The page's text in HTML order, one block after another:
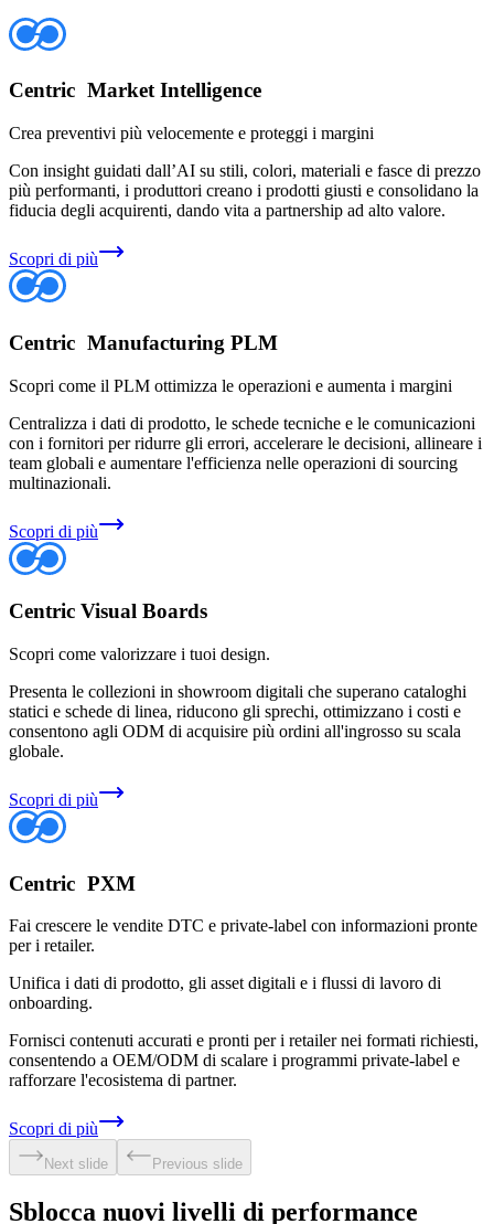
Centric Market Intelligence
Crea preventivi più velocemente e proteggi i margini
Con insight guidati dall’AI su stili, colori, materiali e fasce di prezzo
più performanti, i produttori creano i prodotti giusti e consolidano la
fiducia degli acquirenti, dando vita a partnership ad alto valore.
Scopri di più
Centric Manufacturing PLM
Scopri come il PLM ottimizza le operazioni e aumenta i margini
Centralizza i dati di prodotto, le schede tecniche e le comunicazioni
con i fornitori per ridurre gli errori, accelerare le decisioni, allineare i
team globali e aumentare l'efficienza nelle operazioni di sourcing
multinazionali.
Scopri di più
Centric Visual Boards
Scopri come valorizzare i tuoi design.
Presenta le collezioni in showroom digitali che superano cataloghi
statici e schede di linea, riducono gli sprechi, ottimizzano i costi e
consentono agli ODM di acquisire più ordini all'ingrosso su scala
globale.
Scopri di più
Centric PXM
Fai crescere le vendite DTC e private-label con informazioni pronte
per i retailer.
Unifica i dati di prodotto, gli asset digitali e i flussi di lavoro di
onboarding.
Fornisci contenuti accurati e pronti per i retailer nei formati richiesti,
consentendo a OEM/ODM di scalare i programmi private-label e
rafforzare l'ecosistema di partner.
Scopri di più
Next slide Previous slide
Sblocca nuovi livelli di performance